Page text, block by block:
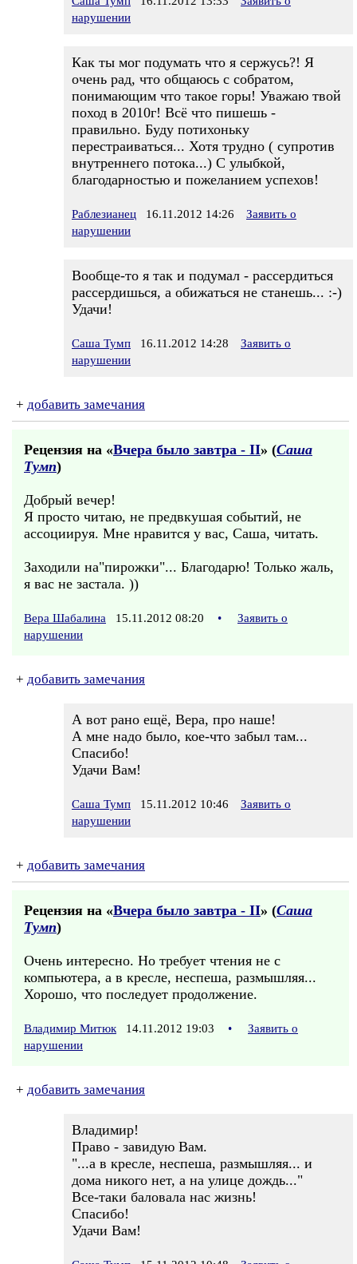
нарушении
Как ты мог подумать что я сержусь?! Я
очень рад, что общаюсь с собратом,
понимающим что такое горы! Уважаю твой
поход в 2010г! Всё что пишешь -
правильно. Буду потихоньку
перестраиваться... Хотя трудно ( супротив
внутреннего потока...) С улыбкой,
благодарностью и пожеланием успехов!
Раблезианец 16.11.2012 14:26
Заявить о
нарушении
Вообще-то я так и подумал - рассердиться
рассердишься, а обижаться не станешь... :-)
Удачи!
Саша Тумп 16.11.2012 14:28
Заявить о
нарушении
+ добавить замечания
Рецензия на «Вчера было завтра - II» (Саша
Тумп)
Добрый вечер!
Я просто читаю, не предвкушая событий, не
ассоциируя. Мне нравится у вас, Саша, читать.
Заходили на"пирожки"... Благодарю! Только жаль,
я вас не застала. ))
Вера Шабалина 15.11.2012 08:20 •
Заявить о
нарушении
+ добавить замечания
А вот рано ещё, Вера, про наше!
А мне надо было, кое-что забыл там...
Спасибо!
Удачи Вам!
Саша Тумп 15.11.2012 10:46
Заявить о
нарушении
+ добавить замечания
Рецензия на «Вчера было завтра - II» (Саша
Тумп)
Очень интересно. Но требует чтения не с
компьютера, а в кресле, неспеша, размышляя...
Хорошо, что последует продолжение.
Владимир Митюк 14.11.2012 19:03 •
Заявить о
нарушении
+ добавить замечания
Владимир!
Право - завидую Вам.
"...а в кресле, неспеша, размышляя... и
дома никого нет, а на улице дождь..."
Все-таки баловала нас жизнь!
Спасибо!
Удачи Вам!